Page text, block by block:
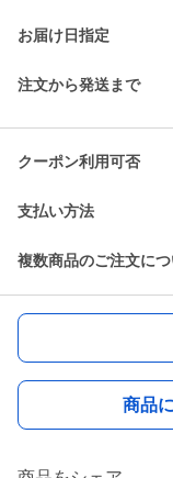
お届け日指定
注文から発送まで
クーポン利用可否
支払い方法
複数商品のご注文に
商品